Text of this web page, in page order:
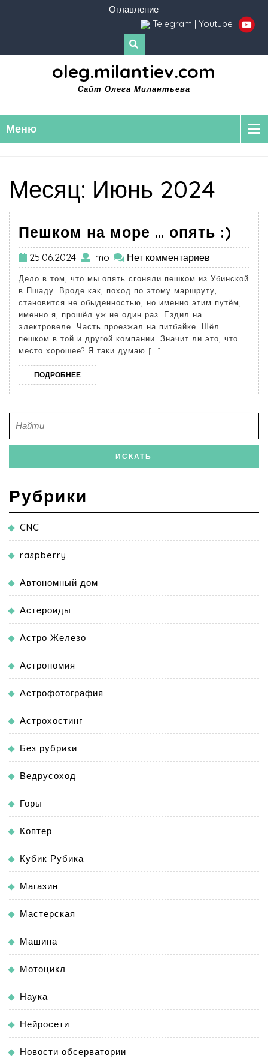
Оглавление
Telegram | Youtube
oleg.milantiev.com
Сайт Олега Милантьева
Меню
Месяц: Июнь 2024
Пешком на море … опять :)
25.06.2024 mo Нет комментариев
Дело в том, что мы опять сгоняли пешком из Убинской
в Пшаду. Вроде как, поход по этому маршруту,
становится не обыденностью, но именно этим путём,
именно я, прошёл уж не один раз. Ездил на
электровеле. Часть проезжал на питбайке. Шёл
пешком в той и другой компании. Значит ли это, что
место хорошее? Я таки думаю […]
ПОДРОБНЕЕ
Рубрики
CNC
raspberry
Автономный дом
Астероиды
Астро Железо
Астрономия
Астрофотография
Астрохостинг
Без рубрики
Ведрусоход
Горы
Коптер
Кубик Рубика
Магазин
Мастерская
Машина
Мотоцикл
Наука
Нейросети
Новости обсерватории